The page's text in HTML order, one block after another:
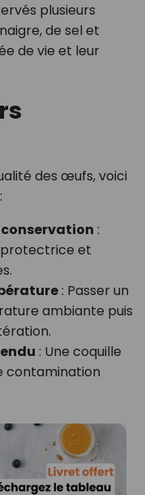
plusieurs
de sel et
de vie et leur
des œufs, voici
:
protectrice et
: Passer un
ambiante puis
: Une coquille
contamination